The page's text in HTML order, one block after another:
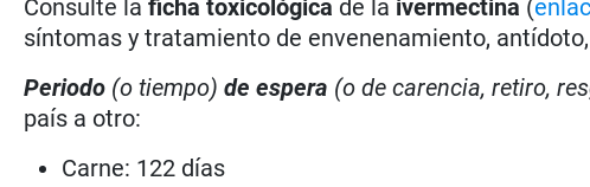
Consulte laficha toxicológica de la ivermectina (
síntomas y tratamiento de envenenamiento,
Periodo (o tiempo) de espera (o de carencia, retiro,
país a otro:
Carne: 122 días